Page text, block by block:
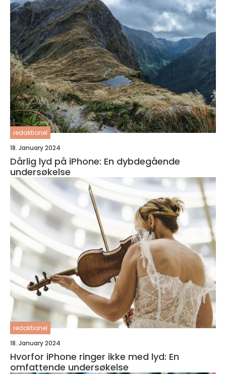
redaktionel
18. January 2024
Dårlig lyd på iPhone: En dybdegående
undersøkelse
redaktionel
18. January 2024
Hvorfor iPhone ringer ikke med lyd: En
omfattende undersøkelse